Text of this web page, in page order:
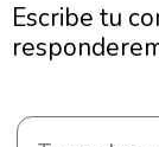
Escribe tu